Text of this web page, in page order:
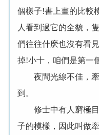
個樣子!書上畫的比較
人看到過它的全貌，
們往往什麽也沒有看
掉!小十，咱們是第一
夜間光線不佳，牽
到。
修士中有人窮極目
子的模樣，因此叫做牽